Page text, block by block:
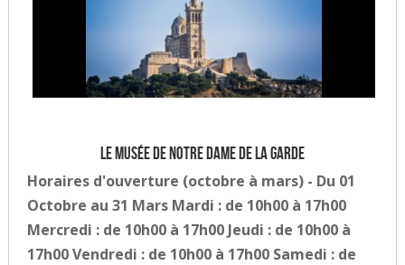
Le musée de Notre Dame de la Garde
Horaires d'ouverture (octobre à mars) - Du 01
Octobre au 31 Mars Mardi : de 10h00 à 17h00
Mercredi : de 10h00 à 17h00 Jeudi : de 10h00 à
17h00 Vendredi : de 10h00 à 17h00 Samedi : de